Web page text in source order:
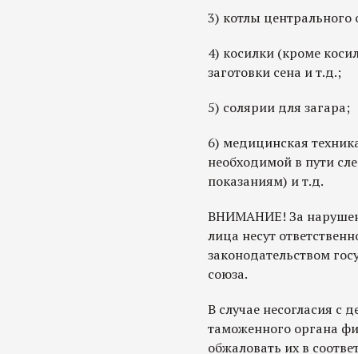
3) котлы центрального
4) косилки (кроме
заготовки сена и т.д.;
5) солярии для загара;
6) медицинская
необходимой в пути
показаниям) и т.д.
ВНИМАНИЕ! За
лица несут
законодательством
союза.
В случае несогласия с
таможенного органа
обжаловать их в